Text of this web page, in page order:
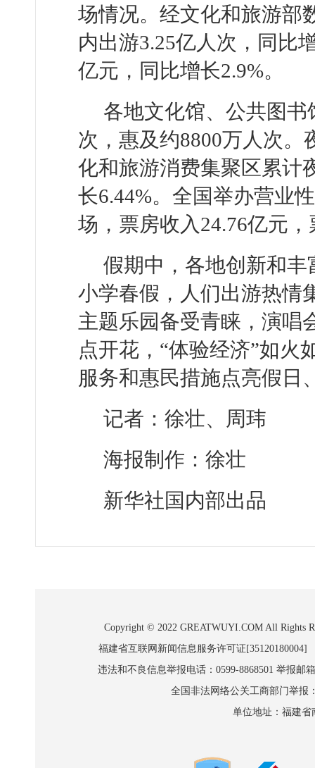
场情况。经文化和旅游部
内出游3.25亿人次，同比
亿元，同比增长2.9%。
各地文化馆、公共图
次，惠及约8800万人次
化和旅游消费集聚区累计
长6.44%。全国举办营业
场，票房收入24.76亿元
假期中，各地创新和
小学春假，人们出游热情
主题乐园备受青睐，演唱
点开花，“体验经济”如火
服务和惠民措施点亮假日
记者：徐壮、周玮
海报制作：徐壮
新华社国内部出品
Copyright © 2022 GREATWUYI.COM All Rights
福建省互联网新闻信息服务许可证
违法和不良信息举报电话：0599-8868501 举报邮
全国非法网络公关工商部门举报
单位地址：福建省